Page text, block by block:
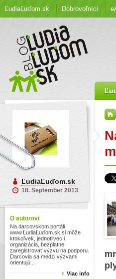
ĽudiaĽuďom.sk Dobrovoľníci
ĽudiaĽuďom.sk
18. September 2013
O autorovi
Na darcovskom portáli
www.ĽudiaĽuďom.sk si môže
ktokoľvek, jednotlivec i
organizácia, bezplatne
zaregistrovať výzvu na podporu.
Darcovia sa medzi výzvami
orientujú...
Viac info